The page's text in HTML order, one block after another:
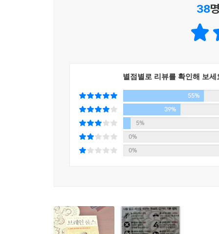
8. 생각의 와해｜스트레스 … 뇌는 스트레스를 받
스트레스는 두뇌의 적이다. 스트레스를 받으면
신체적 위협에 맞서야 할 때는 매우 유용해도,
9. 생각의 강화｜감각 … 자극이 다양할수록 생각
감각의 제국에서, 오감은 늘 일제히 작동한다. 그
더 많이 기억하려면, 학습하는 것에 더 많은 감각
들어 글과 그림이 같이 실린 책처럼) 두뇌는 주의
10. 생각의 포착｜시각 … 시각은 다른 어느 감각보
11. 생각의 대결｜남과 여 … 남자와 여자는 다르게
떨어진 거리에 있는 사물의 길이를 정확하게 알
실망하거나, 부러워할 필요는 없다. 이 사람들은
인간 두뇌의 세계는 미스터리지만, 우리가 꼭 알아
이 책의 저자가 전달하려고 하는 것은 과학적 지
등 과학에 기초를 둔 효율적인 두뇌 활용법이다.
38
별점별로 리뷰를 확인해 보세
55%
39%
5%
0%
0%